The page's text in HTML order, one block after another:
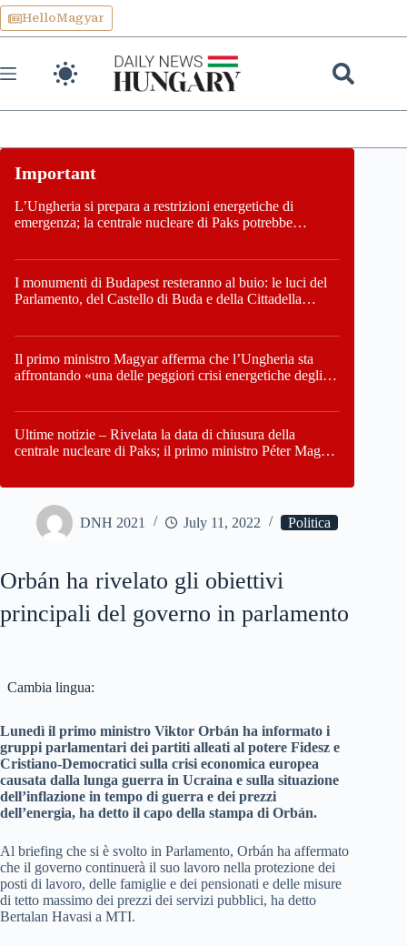
Skip
to
content
HelloMagyar
L’Ungheria si prepara a restrizioni energetiche di
emergenza; la centrale nucleare di Paks potrebbe
I monumenti di Budapest resteranno al buio: le luci del
Parlamento, del Castello di Buda e della Cittadella
Il primo ministro Magyar afferma che l’Ungheria sta
affrontando «una delle peggiori crisi energetiche degli
Paks
Ultime notizie – Rivelata la data di chiusura della
centrale nucleare di Paks; il primo ministro Péter Magyar
DNH 2021 July 11, 2022 Politica
Orbán ha rivelato gli obiettivi
principali del governo in parlamento
Cambia lingua:
Lunedì il primo ministro Viktor Orbán ha informato i
gruppi parlamentari dei partiti alleati al potere Fidesz e
Cristiano-Democratici sulla crisi economica europea
causata dalla lunga guerra in Ucraina e sulla situazione
dell’inflazione in tempo di guerra e dei prezzi
dell’energia, ha detto il capo della stampa di Orbán.
Al briefing che si è svolto in Parlamento, Orbán ha affermato
che il governo continuerà il suo lavoro nella protezione dei
posti di lavoro, delle famiglie e dei pensionati e delle misure
di tetto massimo dei prezzi dei servizi pubblici, ha detto
Bertalan Havasi a MTI.